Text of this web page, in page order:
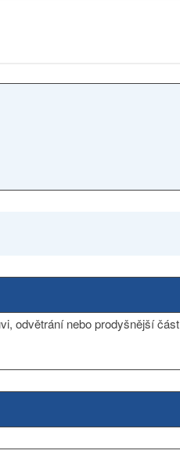
odvětrání nebo prodyšnější část